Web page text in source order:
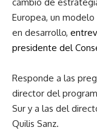
Europea, un
en desarrollo,
presidente del
Responde a las
director del
Sur y a las del
Quilis Sanz.